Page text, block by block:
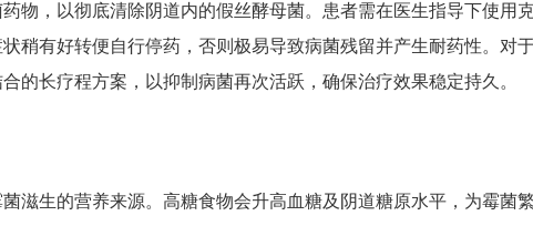
物，以彻底清除阴道内的假丝酵母菌。患者需在医生指导下使用
稍有好转便自行停药，否则极易导致病菌残留并产生耐药性。对
的长疗程方案，以抑制病菌再次活跃，确保治疗效果稳定持久。
滋生的营养来源。高糖食物会升高血糖及阴道糖原水平，为霉菌